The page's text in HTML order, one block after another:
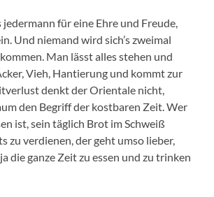
für eine Ehre und Freude,
Und niemand wird sich’s zweimal
Man lässt alles stehen und
Vieh, Hantierung und kommt zur
denkt der Orientale nicht,
den Begriff der kostbaren Zeit. Wer
ist, sein täglich Brot im Schweiß
zu verdienen, der geht umso lieber,
die ganze Zeit zu essen und zu trinken